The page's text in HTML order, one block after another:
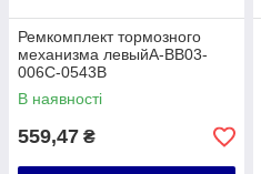
Ремкомплект тормозного
механизма левыйA-BB03-
006C-0543B
В наявності
559,47 ₴